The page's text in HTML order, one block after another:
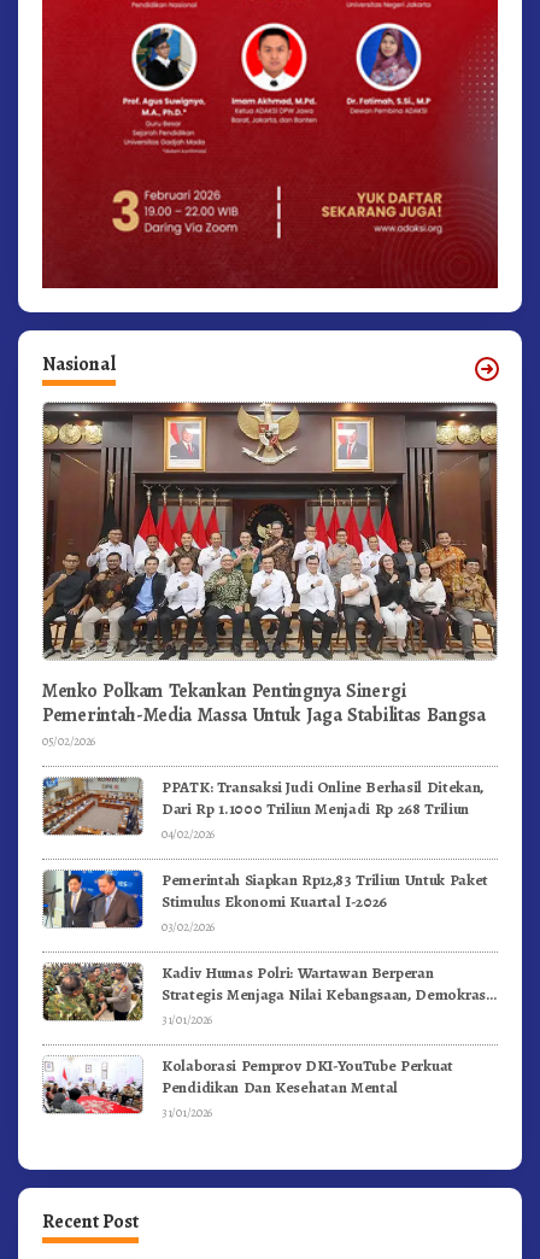
Nasional
Menko Polkam Tekankan Pentingnya Sinergi
Pemerintah-Media Massa Untuk Jaga Stabilitas Bangsa
05/02/2026
PPATK: Transaksi Judi Online Berhasil Ditekan,
Dari Rp 1.1000 Triliun Menjadi Rp 268 Triliun
04/02/2026
Pemerintah Siapkan Rp12,83 Triliun Untuk Paket
Stimulus Ekonomi Kuartal I-2026
03/02/2026
Kadiv Humas Polri: Wartawan Berperan
Strategis Menjaga Nilai Kebangsaan, Demokrasi,
dan NKRI
31/01/2026
Kolaborasi Pemprov DKI-YouTube Perkuat
Pendidikan Dan Kesehatan Mental
31/01/2026
Recent Post